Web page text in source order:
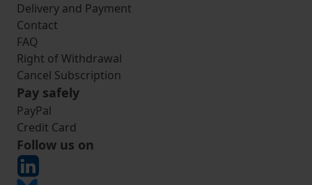
Delivery and Payment
Contact
FAQ
Right of Withdrawal
Cancel Subscription
Pay safely
PayPal
Credit Card
Follow us on